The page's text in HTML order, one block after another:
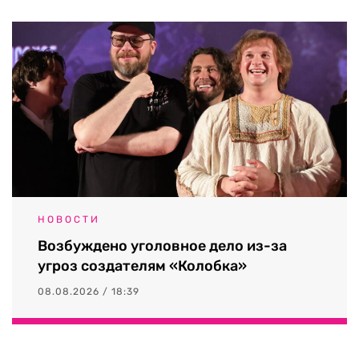
НОВОСТИ
Возбуждено уголовное дело из-за
угроз создателям «Колобка»
08.08.2026 / 18:39